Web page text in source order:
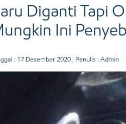
Diganti Tapi
Ini
: 17 Desember 2020 , Penulis : Admin